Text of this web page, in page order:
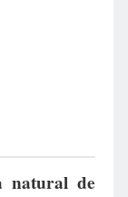
natural de